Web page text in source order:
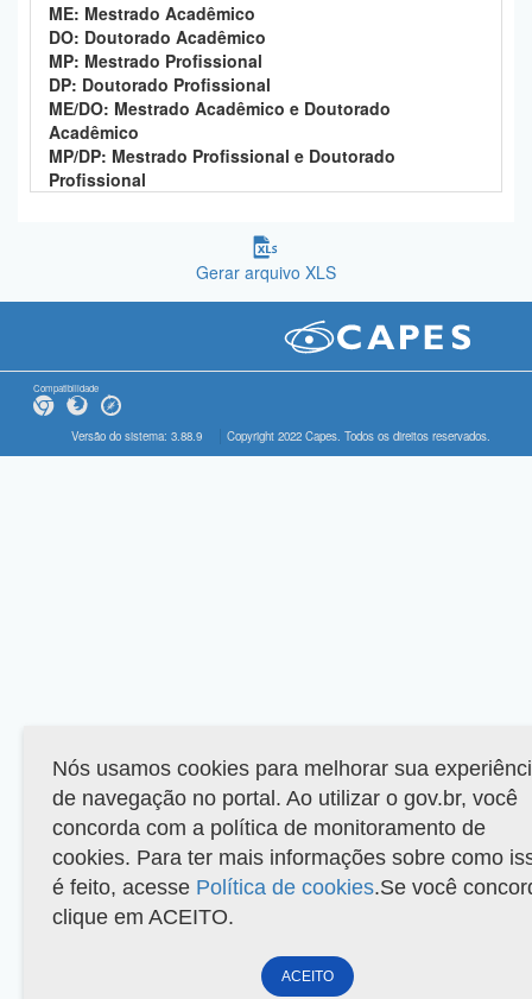
ME: Mestrado Acadêmico
DO: Doutorado Acadêmico
MP: Mestrado Profissional
DP: Doutorado Profissional
ME/DO: Mestrado Acadêmico e Doutorado
Acadêmico
MP/DP: Mestrado Profissional e Doutorado
Profissional
Gerar arquivo XLS
Compatibilidade
Versão do sistema: 3.88.9 Copyright 2022 Capes. Todos os direitos reservados.
Nós usamos cookies para melhorar sua
de navegação no portal. Ao utilizar o gov.br, você
concorda com a política de monitoramento de
cookies. Para ter mais informações sobre como
é feito, acesse Política de cookies.Se você
clique em ACEITO.
ACEITO